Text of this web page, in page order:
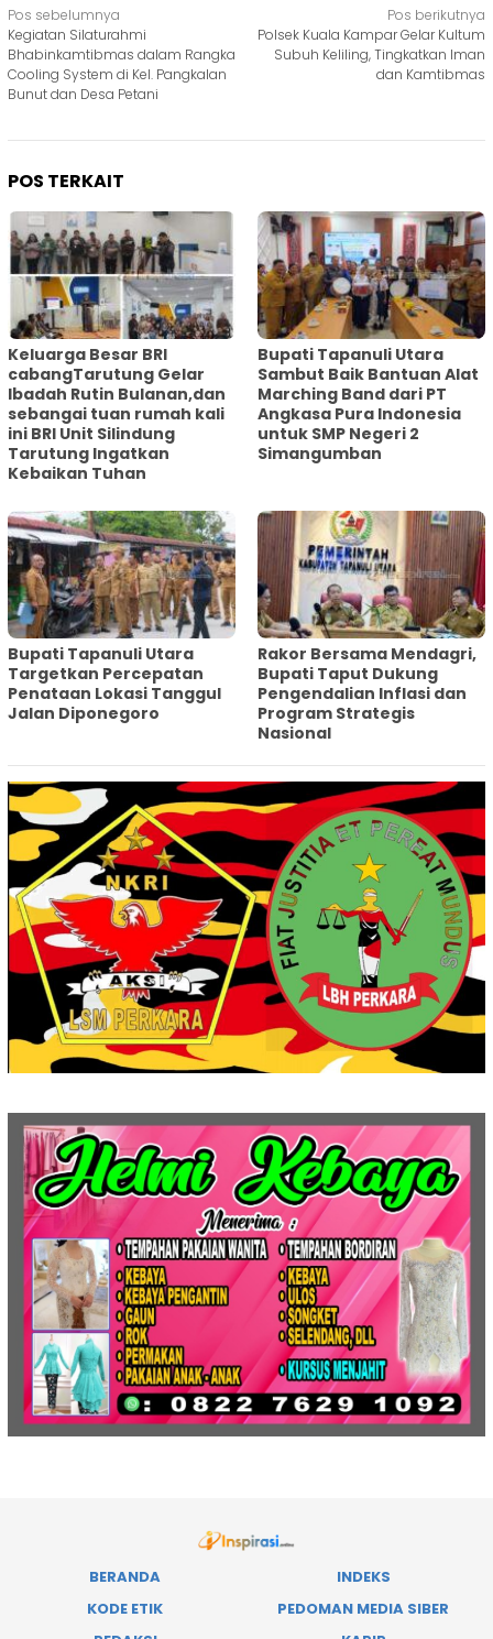
Navigasi
pos
Pos sebelumnya
Kegiatan Silaturahmi
Bhabinkamtibmas dalam Rangka
Cooling System di Kel. Pangkalan
Bunut dan Desa Petani
Pos berikutnya
Polsek Kuala Kampar Gelar Kultum
Subuh Keliling, Tingkatkan Iman
dan Kamtibmas
POS TERKAIT
Keluarga Besar BRI
cabangTarutung Gelar
Ibadah Rutin Bulanan,dan
sebangai tuan rumah kali
ini BRI Unit Silindung
Tarutung Ingatkan
Kebaikan Tuhan
Bupati Tapanuli Utara
Sambut Baik Bantuan Alat
Marching Band dari PT
Angkasa Pura Indonesia
untuk SMP Negeri 2
Simangumban
‎Bupati Tapanuli Utara
Targetkan Percepatan
Penataan Lokasi Tanggul
Jalan Diponegoro
Rakor Bersama Mendagri,
Bupati Taput Dukung
Pengendalian Inflasi dan
Program Strategis
Nasional‎
BERANDA
INDEKS
KODE ETIK
PEDOMAN MEDIA SIBER